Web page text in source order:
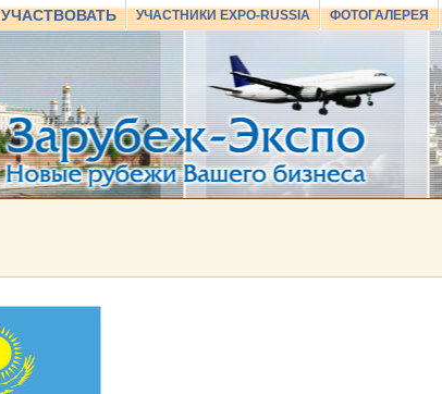
УЧАСТВОВАТЬ УЧАСТНИКИ EXPO-RUSSIA ФОТОГАЛЕРЕЯ